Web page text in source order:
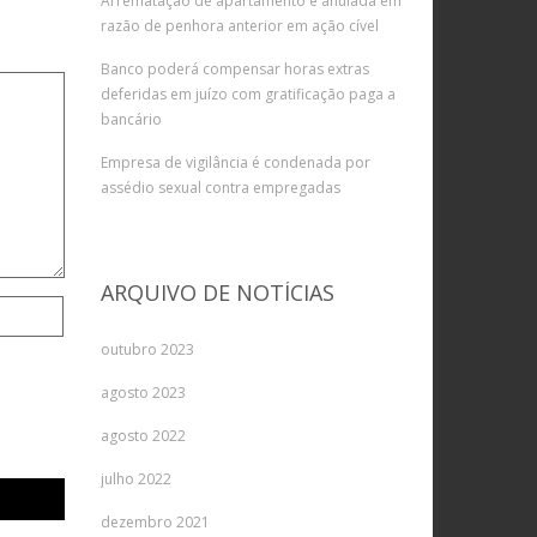
razão de penhora anterior em ação cível
Banco poderá compensar horas extras
deferidas em juízo com gratificação paga a
bancário
Empresa de vigilância é condenada por
assédio sexual contra empregadas
ARQUIVO DE NOTÍCIAS
outubro 2023
agosto 2023
agosto 2022
julho 2022
dezembro 2021